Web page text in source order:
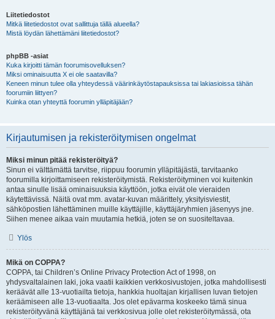
Liitetiedostot
Mitkä liitetiedostot ovat sallittuja tällä alueella?
Mistä löydän lähettämäni liitetiedostot?
phpBB -asiat
Kuka kirjoitti tämän foorumisovelluksen?
Miksi ominaisuutta X ei ole saatavilla?
Keneen minun tulee olla yhteydessä väärinkäytöstapauksissa tai lakiasioissa tähän
foorumiin liittyen?
Kuinka otan yhteyttä foorumin ylläpitäjään?
Kirjautumisen ja rekisteröitymisen ongelmat
Miksi minun pitää rekisteröityä?
Sinun ei välttämättä tarvitse, riippuu foorumin ylläpitäjästä, tarvitaanko
foorumilla kirjoittamiseen rekisteröitymistä. Rekisteröityminen voi kuitenkin
antaa sinulle lisää ominaisuuksia käyttöön, jotka eivät ole vieraiden
käytettävissä. Näitä ovat mm. avatar-kuvan määrittely, yksityisviestit,
sähköpostien lähettäminen muille käyttäjille, käyttäjäryhmien jäsenyys jne.
Siihen menee aikaa vain muutamia hetkiä, joten se on suositeltavaa.
Ylös
Mikä on COPPA?
COPPA, tai Children’s Online Privacy Protection Act of 1998, on
yhdysvaltalainen laki, joka vaatii kaikkien verkkosivustojen, jotka mahdollisesti
keräävät alle 13-vuotiailta tietoja, hankkia huoltajan kirjallisen luvan tietojen
keräämiseen alle 13-vuotiaalta. Jos olet epävarma koskeeko tämä sinua
rekisteröityvänä käyttäjänä tai verkkosivua jolle olet rekisteröitymässä, ota